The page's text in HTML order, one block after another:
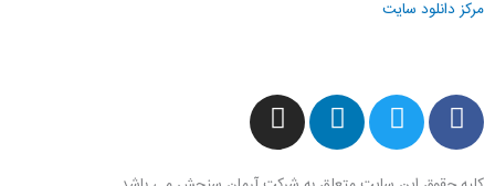
مرکز دانلود سایت
F
a
c
T
w
i
L
i
n
I
n
s